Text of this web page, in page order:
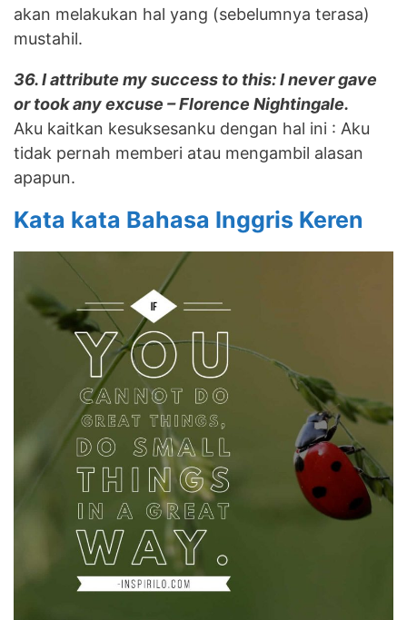
akan melakukan hal yang (sebelumnya terasa)
mustahil.
36. I attribute my success to this: I never gave
or took any excuse – Florence Nightingale.
Aku kaitkan kesuksesanku dengan hal ini : Aku
tidak pernah memberi atau mengambil alasan
apapun.
Kata kata Bahasa Inggris Keren